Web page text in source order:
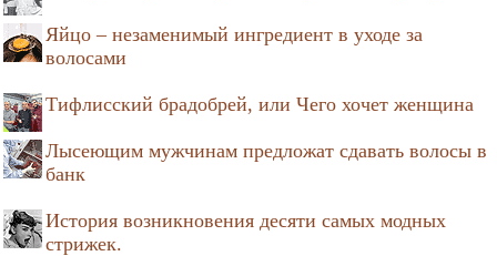
Яйцо – незаменимый ингредиент в уходе за
волосами
Тифлисский брадобрей, или Чего хочет женщина
Лысеющим мужчинам предложат сдавать волосы в
банк
История возникновения десяти самых модных
стрижек.